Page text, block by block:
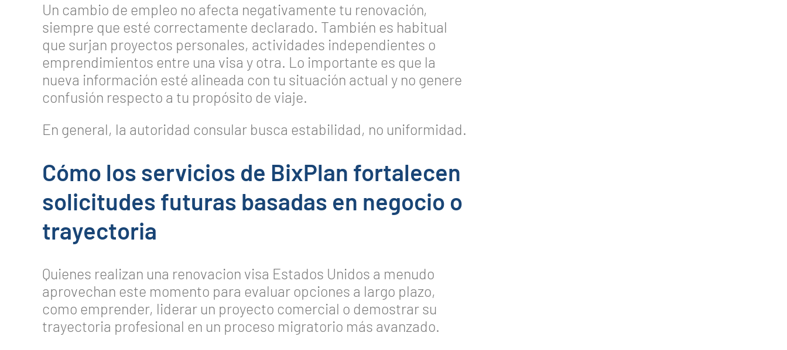
Un cambio de empleo no afecta negativamente tu renovación,
siempre que esté correctamente declarado. También es habitual
que surjan proyectos personales, actividades independientes o
emprendimientos entre una visa y otra. Lo importante es que la
nueva información esté alineada con tu situación actual y no genere
confusión respecto a tu propósito de viaje.
En general, la autoridad consular busca estabilidad, no uniformidad.
Cómo los servicios de BixPlan fortalecen
solicitudes futuras basadas en negocio o
trayectoria
Quienes realizan una renovacion visa Estados Unidos a menudo
aprovechan este momento para evaluar opciones a largo plazo,
como emprender, liderar un proyecto comercial o demostrar su
trayectoria profesional en un proceso migratorio más avanzado.